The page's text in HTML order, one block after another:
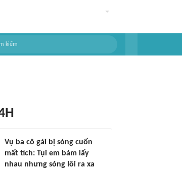
Vụ ba cô gái bị sóng cuốn
mất tích: Tụi em bám lấy
nhau nhưng sóng lôi ra xa